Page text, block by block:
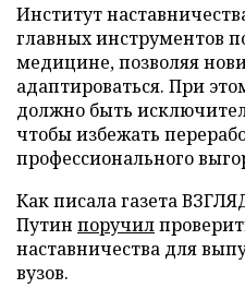
Институт
главных инструментов
медицине, позволяя
адаптироваться. При
должно быть
чтобы избежать
профессионального
Как писала газета
Путин поручил
наставничества для
вузов.